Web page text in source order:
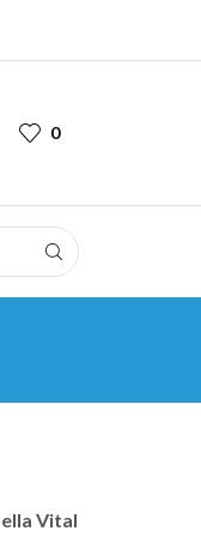
0
Vital